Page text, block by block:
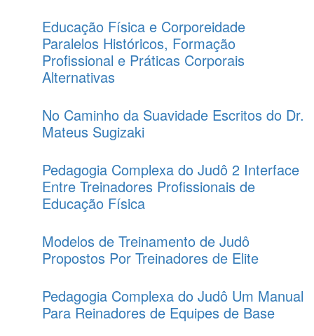
Educação Física e Corporeidade
Paralelos Históricos, Formação
Profissional e Práticas Corporais
Alternativas
No Caminho da Suavidade Escritos do Dr.
Mateus Sugizaki
Pedagogia Complexa do Judô 2 Interface
Entre Treinadores Profissionais de
Educação Física
Modelos de Treinamento de Judô
Propostos Por Treinadores de Elite
Pedagogia Complexa do Judô Um Manual
Para Reinadores de Equipes de Base